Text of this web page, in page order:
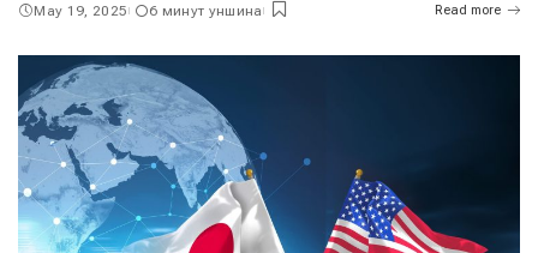
May 19, 2025 6 минут уншина Read more